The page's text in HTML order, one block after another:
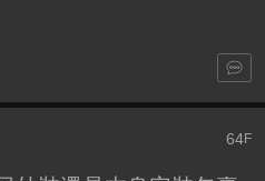
64F